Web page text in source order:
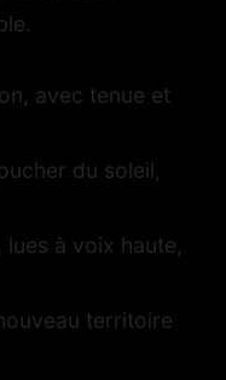
avec tenue et
du soleil,
à voix haute,
territoire